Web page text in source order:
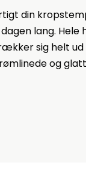
din
lang. Hele
sig helt
og